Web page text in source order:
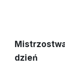
dzień